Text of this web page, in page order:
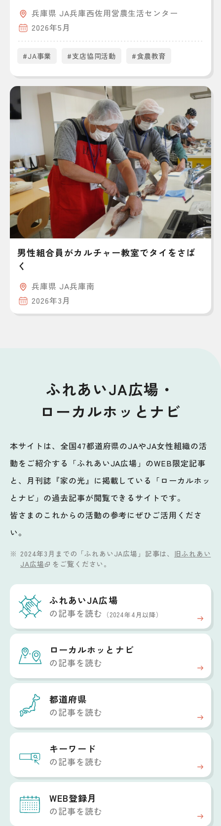
兵庫県 JA兵庫西佐用営農生活センター
2026年5月
#JA事業 #支店協同活動 #食農教育
男性組合員がカルチャー教室でタイをさば
く
兵庫県 JA兵庫南
2026年3月
ふれあいJA広場・
ローカルホッとナビ
本サイトは、全国47都道府県のJAやJA女性組織の活
動をご紹介する「ふれあいJA広場」のWEB限定記事
と、月刊誌『家の光』に掲載している「ローカルホッ
とナビ」の過去記事が閲覧できるサイトです。
皆さまのこれからの活動の参考にぜひご活用くださ
い。
2024年3月までの「ふれあいJA広場」記事は、 旧ふれあい
JA広場
をご覧ください。
ふれあいJA広場
の記事を読む （2024年4月以降）
ローカルホッと ナビ
の記事を読む
都道府県
の記事を読む
キーワード
の記事を読む
WEB登録月
の記事を読む